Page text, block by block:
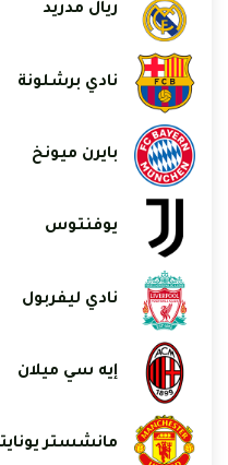
ريال مدريد
نادي برشلونة
بايرن ميونخ
يوفنتوس
نادي ليفربول
إيه سي ميلان
مانشستر